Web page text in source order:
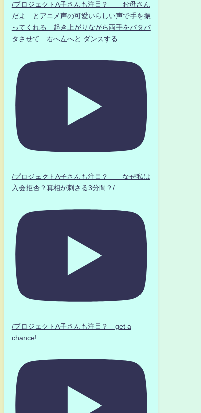
/プロジェクトA子さんも注目？ お母さん
だよ とアニメ声の可愛いらしい声で手を振
ってくれる 起き上がりながら両手をパタパ
タさせて 右へ左へと ダンスする
/プロジェクトA子さんも注目？ なぜ私は
入会拒否？真相が刺さる3分間？/
/プロジェクトA子さんも注目？ get a
chance!